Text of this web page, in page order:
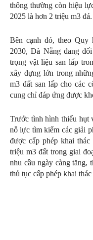
thông thường còn hiệu
2025 là hơn 2 triệu m3 đá.
Bên cạnh đó, theo Quy
2030, Đà Nẵng đang
trọng vật liệu san lấp
xây dựng lớn trong
m3 đất san lấp cho các
cung chỉ đáp ứng được
Trước tình hình thiếu hụt
nỗ lực tìm kiếm các giải
được cấp phép khai
triệu m3 đất trong giai
nhu cầu ngày càng tăng,
thủ tục cấp phép khai